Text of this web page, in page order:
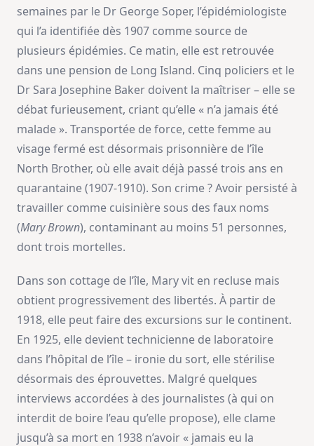
semaines par le Dr George Soper, l’épidémiologiste
qui l’a identifiée dès 1907 comme source de
plusieurs épidémies. Ce matin, elle est retrouvée
dans une pension de Long Island. Cinq policiers et le
Dr Sara Josephine Baker doivent la maîtriser – elle se
débat furieusement, criant qu’elle « n’a jamais été
malade ». Transportée de force, cette femme au
visage fermé est désormais prisonnière de l’île
North Brother, où elle avait déjà passé trois ans en
quarantaine (1907-1910). Son crime ? Avoir persisté à
travailler comme cuisinière sous des faux noms
(Mary Brown), contaminant au moins 51 personnes,
dont trois mortelles.
Dans son cottage de l’île, Mary vit en recluse mais
obtient progressivement des libertés. À partir de
1918, elle peut faire des excursions sur le continent.
En 1925, elle devient technicienne de laboratoire
dans l’hôpital de l’île – ironie du sort, elle stérilise
désormais des éprouvettes. Malgré quelques
interviews accordées à des journalistes (à qui on
interdit de boire l’eau qu’elle propose), elle clame
jusqu’à sa mort en 1938 n’avoir « jamais eu la